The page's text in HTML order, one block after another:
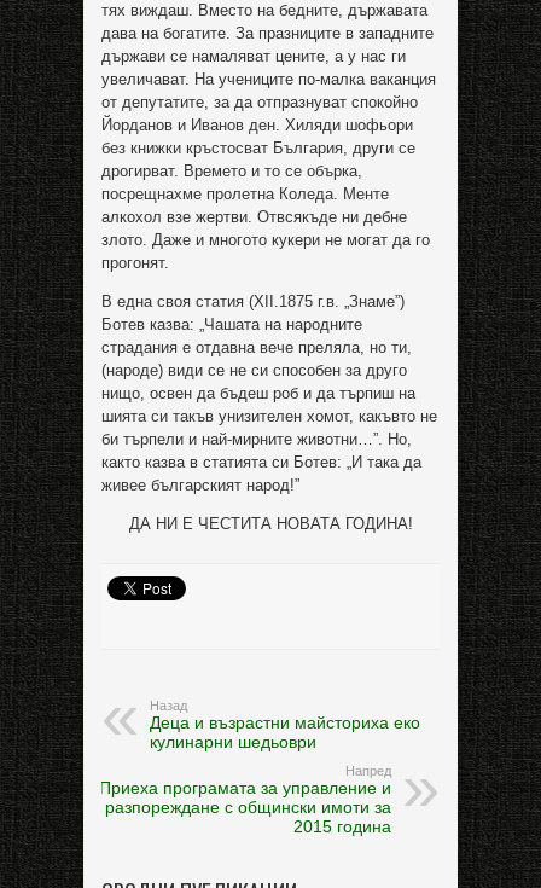
тях виждаш. Вместо на бедните, държавата
дава на богатите. За празниците в западните
държави се намаляват цените, а у нас ги
увеличават. На учениците по-малка ваканция
от депутатите, за да отпразнуват спокойно
Йорданов и Иванов ден. Хиляди шофьори
без книжки кръстосват България, други се
дрогирват. Времето и то се обърка,
посрещнахме пролетна Коледа. Менте
алкохол взе жертви. Отвсякъде ни дебне
злото. Даже и многото кукери не могат да го
прогонят.
В една своя статия (XII.1875 г.в. „Знаме”)
Ботев казва: „Чашата на народните
страдания е отдавна вече преляла, но ти,
(народе) види се не си способен за друго
нищо, освен да бъдеш роб и да търпиш на
шията си такъв унизителен хомот, какъвто не
би търпели и най-мирните животни…”. Но,
както казва в статията си Ботев: „И така да
живее българският народ!”
ДА НИ Е ЧЕСТИТА НОВАТА ГОДИНА!
Назад
Деца и възрастни майсториха еко
кулинарни шедьоври
Напред
Приеха програмата за управление и
разпореждане с общински имоти за
2015 година